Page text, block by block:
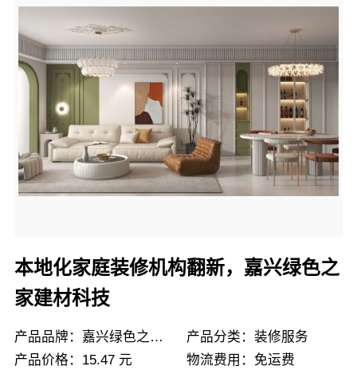
本地化家庭装修机构翻新，嘉兴绿色之
家建材科技
产品品牌：嘉兴绿色之家建材
产品分类：装修服务
产品价格：15.47 元
物流费用：免运费